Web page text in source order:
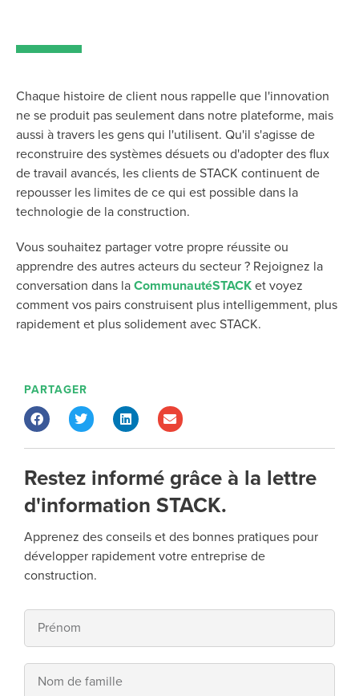
Chaque histoire de client nous rappelle que l'innovation
ne se produit pas seulement dans notre plateforme, mais
aussi à travers les gens qui l'utilisent. Qu'il s'agisse de
reconstruire des systèmes désuets ou d'adopter des flux
de travail avancés, les clients de STACK continuent de
repousser les limites de ce qui est possible dans la
technologie de la construction.
Vous souhaitez partager votre propre réussite ou
apprendre des autres acteurs du secteur ? Rejoignez la
conversation dans la CommunautéSTACK et voyez
comment vos pairs construisent plus intelligemment, plus
rapidement et plus solidement avec STACK.
PARTAGER
Restez informé grâce à la lettre
d'information STACK.
Apprenez des conseils et des bonnes pratiques pour
développer rapidement votre entreprise de
construction.